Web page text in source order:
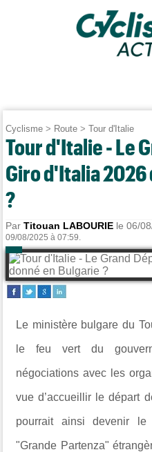
Cyclisme > Route >Tour d'Italie
Tour d'Italie - Le
Giro d'Italia 2026
?
ParTitouan LABOURIE le 06/
09/08/2025 à 07:59.
Le ministère bulgare du
le feu vert du
négociations avec les
vue d’accueillir le départ
pourrait ainsi devenir le
"Grande Partenza"